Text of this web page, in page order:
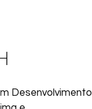
Desenvolvimento